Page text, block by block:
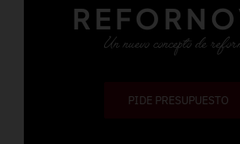
Un nuevo concepto de
PIDE PRESUPUESTO